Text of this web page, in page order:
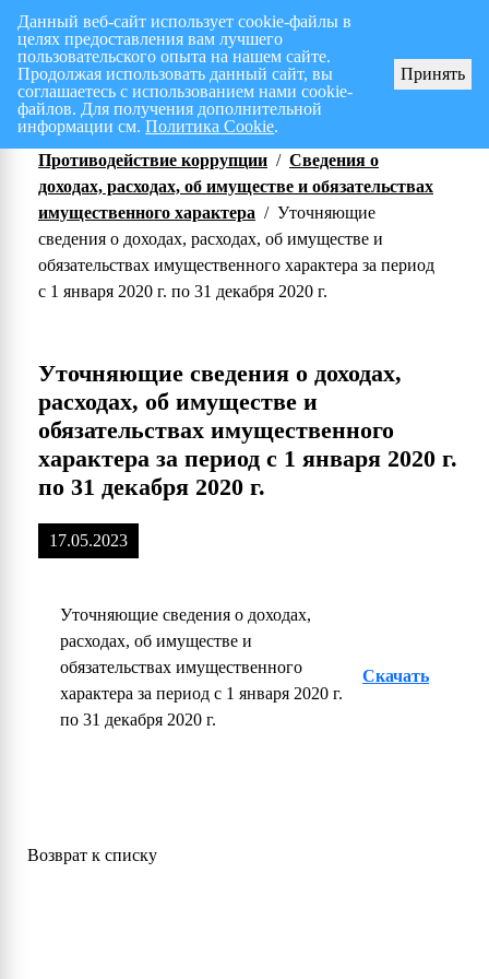
Перспективный план работ на I полугодие 2026 г.
Противодействие коррупции / Сведения о
доходах, расходах, об имуществе и обязательствах
имущественного характера / Уточняющие
сведения о доходах, расходах, об имуществе и
обязательствах имущественного характера за период
с 1 января 2020 г. по 31 декабря 2020 г.
Уточняющие сведения о доходах,
расходах, об имуществе и
обязательствах имущественного
характера за период с 1 января 2020 г.
по 31 декабря 2020 г.
17.05.2023
Уточняющие сведения о доходах,
расходах, об имуществе и
обязательствах имущественного
характера за период с 1 января 2020 г.
по 31 декабря 2020 г.
Скачать
Возврат к списку
Данный веб-сайт использует cookie-файлы в
целях предоставления вам лучшего
пользовательского опыта на нашем сайте.
Продолжая использовать данный сайт, вы
соглашаетесь с использованием нами cookie-
файлов. Для получения дополнительной
информации см.Политика Cookie.
Принять